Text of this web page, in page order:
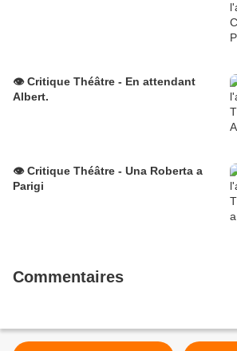
👁️ Critique Théâtre - En attendant
Albert.
👁️ Critique Théâtre - Una Roberta a
Parigi
Commentaires